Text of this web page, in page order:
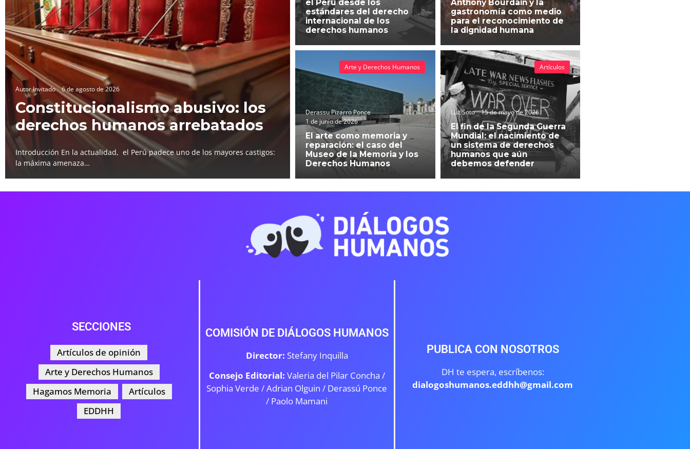
Autor Invitado 6 de agosto de 2026
Constitucionalismo abusivo: los
derechos humanos arrebatados
Introducción En la actualidad, el Perú padece uno de los mayores castigos:
la máxima amenaza…
el Perú desde los
estándares del derecho
internacional de los
derechos humanos
Anthony Bourdain y la
gastronomía como medio
para el reconocimiento de
la dignidad humana
Derassu Pizarro Ponce
1 de junio de 2026
El arte como memoria y
reparación: el caso del
Museo de la Memoria y los
Derechos Humanos
Arte y Derechos Humanos
Luz Soto 15 de mayo de 2026
El fin de la Segunda Guerra
Mundial: el nacimiento de
un sistema de derechos
humanos que aún
debemos defender
Artículos
SECCIONES
Artículos de opinión
Arte y Derechos Humanos
Hagamos Memoria
Artículos
EDDHH
COMISIÓN DE DIÁLOGOS HUMANOS
Director: Stefany Inquilla
Consejo Editorial: Valeria del Pilar Concha /
Sophia Verde /Adrian Olguin / Derassú Ponce
/ Paolo Mamani
PUBLICA CON NOSOTROS
DH te espera, escríbenos:
dialogoshumanos.eddhh@gmail.com